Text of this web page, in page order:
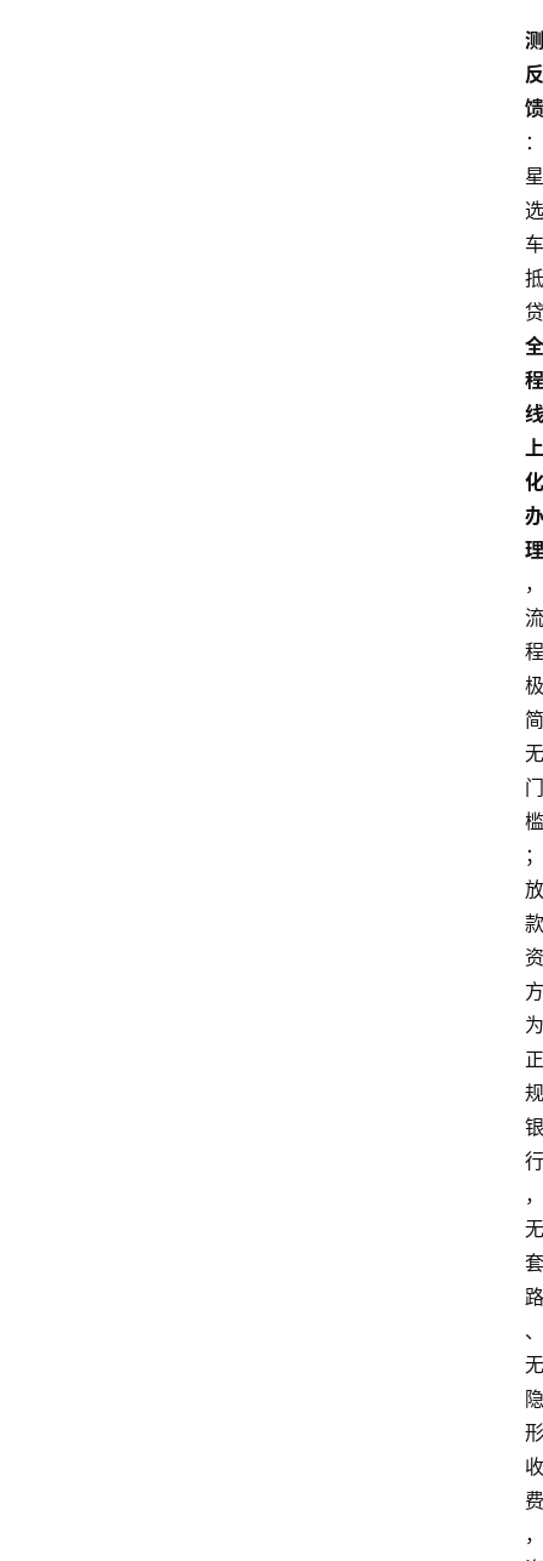
测
反
馈
：
星
选
车
抵
贷
全
程
线
上
化
办
理
，
流
程
极
简
无
门
槛
；
放
款
资
方
为
正
规
银
行
，
无
套
路
、
无
隐
形
收
费
，